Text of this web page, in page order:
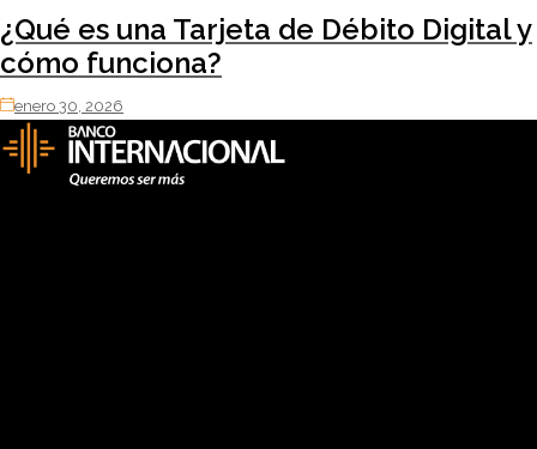
¿Qué es una Tarjeta de Débito Digital y
cómo funciona?
enero 30, 2026